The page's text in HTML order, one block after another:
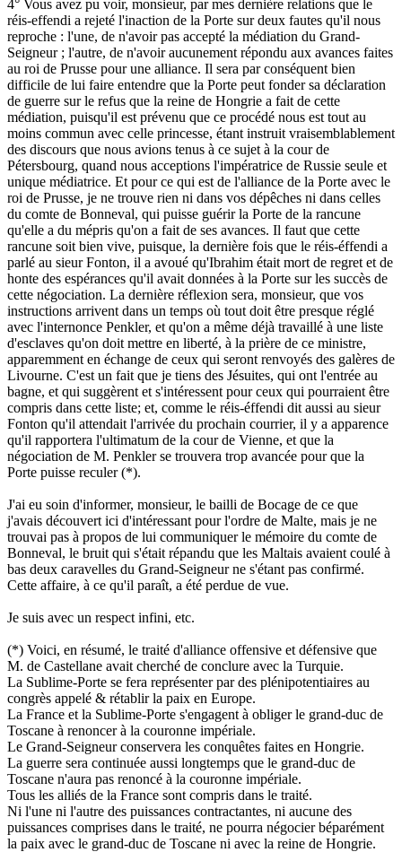
4° Vous avez pu voir, monsieur, par mes dernière relations que le
réis-effendi a rejeté l'inaction de la Porte sur deux fautes qu'il nous
reproche : l'une, de n'avoir pas accepté la médiation du Grand-
Seigneur ; l'autre, de n'avoir aucunement répondu aux avances faites
au roi de Prusse pour une alliance. Il sera par conséquent bien
difficile de lui faire entendre que la Porte peut fonder sa déclaration
de guerre sur le refus que la reine de Hongrie a fait de cette
médiation, puisqu'il est prévenu que ce procédé nous est tout au
moins commun avec celle princesse, étant instruit vraisemblablement
des discours que nous avions tenus à ce sujet à la cour de
Pétersbourg, quand nous acceptions l'impératrice de Russie seule et
unique médiatrice. Et pour ce qui est de l'alliance de la Porte avec le
roi de Prusse, je ne trouve rien ni dans vos dépêches ni dans celles
du comte de Bonneval, qui puisse guérir la Porte de la rancune
qu'elle a du mépris qu'on a fait de ses avances. Il faut que cette
rancune soit bien vive, puisque, la dernière fois que le réis-éffendi a
parlé au sieur Fonton, il a avoué qu'Ibrahim était mort de regret et de
honte des espérances qu'il avait données à la Porte sur les succès de
cette négociation. La dernière réflexion sera, monsieur, que vos
instructions arrivent dans un temps où tout doit être presque réglé
avec l'internonce Penkler, et qu'on a même déjà travaillé à une liste
d'esclaves qu'on doit mettre en liberté, à la prière de ce ministre,
apparemment en échange de ceux qui seront renvoyés des galères de
Livourne. C'est un fait que je tiens des Jésuites, qui ont l'entrée au
bagne, et qui suggèrent et s'intéressent pour ceux qui pourraient être
compris dans cette liste; et, comme le réis-éffendi dit aussi au sieur
Fonton qu'il attendait l'arrivée du prochain courrier, il y a apparence
qu'il rapportera l'ultimatum de la cour de Vienne, et que la
négociation de M. Penkler se trouvera trop avancée pour que la
Porte puisse reculer (*).
J'ai eu soin d'informer, monsieur, le bailli de Bocage de ce que
j'avais découvert ici d'intéressant pour l'ordre de Malte, mais je ne
trouvai pas à propos de lui communiquer le mémoire du comte de
Bonneval, le bruit qui s'était répandu que les Maltais avaient coulé à
bas deux caravelles du Grand-Seigneur ne s'étant pas confirmé.
Cette affaire, à ce qu'il paraît, a été perdue de vue.
Je suis avec un respect infini, etc.
(*) Voici, en résumé, le traité d'alliance offensive et défensive que
M. de Castellane avait cherché de conclure avec la Turquie.
La Sublime-Porte se fera représenter par des plénipotentiaires au
congrès appelé & rétablir la paix en Europe.
La France et la Sublime-Porte s'engagent à obliger le grand-duc de
Toscane à renoncer à la couronne impériale.
Le Grand-Seigneur conservera les conquêtes faites en Hongrie.
La guerre sera continuée aussi longtemps que le grand-duc de
Toscane n'aura pas renoncé à la couronne impériale.
Tous les alliés de la France sont compris dans le traité.
Ni l'une ni l'autre des puissances contractantes, ni aucune des
puissances comprises dans le traité, ne pourra négocier béparément
la paix avec le grand-duc de Toscane ni avec la reine de Hongrie.